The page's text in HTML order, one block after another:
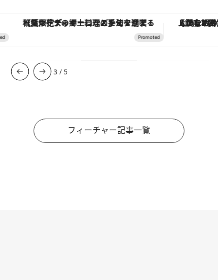
【夏限定ディナーコース】旬を迎える稚鮎や花ズッキーニなどをイタリア・トスカーナの郷土料理の手法で満喫！ 【銀座で出合う最旬美容】美髪ケアや上質
3 / 5
フィーチャー記事一覧